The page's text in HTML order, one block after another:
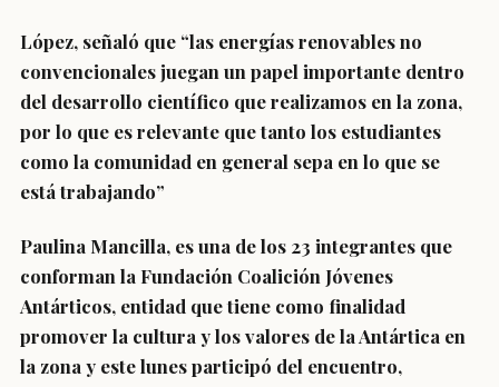
López, señaló que “las energías renovables no
convencionales juegan un papel importante dentro
del desarrollo científico que realizamos en la zona,
por lo que es relevante que tanto los estudiantes
como la comunidad en general sepa en lo que se
está trabajando”
Paulina Mancilla, es una de los 23 integrantes que
conforman la Fundación Coalición Jóvenes
Antárticos, entidad que tiene como finalidad
promover la cultura y los valores de la Antártica en
la zona y este lunes participó del encuentro,